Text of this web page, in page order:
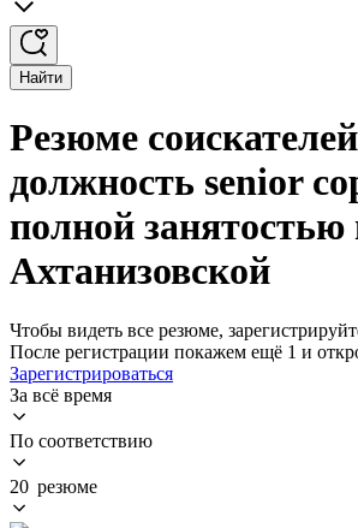
Найти
Резюме
должность senior
полной занятостью
Ахтанизовской
Чтобы видеть все резюме,
После регистрации покажем ещё 1 и
Зарегистрироваться
За всё время
По соответствию
20 резюме